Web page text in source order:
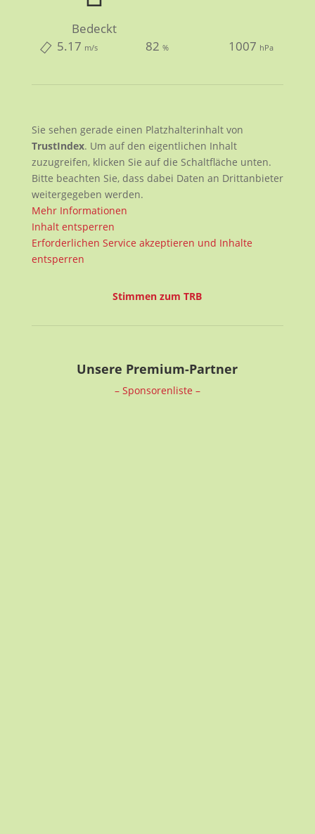
Bedeckt
5.17 m/s 82% 1007 hPa
Sie sehen gerade einen Platzhalterinhalt von
TrustIndex. Um auf den eigentlichen Inhalt
zuzugreifen, klicken Sie auf die Schaltfläche unten.
Bitte beachten Sie, dass dabei Daten an Drittanbieter
weitergegeben werden.
Mehr Informationen
Inhalt entsperren
Erforderlichen Service akzeptieren und Inhalte
entsperren
Stimmen zum TRB
Unsere Premium-Partner
– Sponsorenliste –